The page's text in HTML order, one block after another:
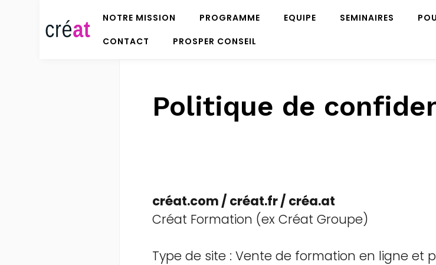
NOTRE MISSION PROGRAMME EQUIPE SEMINAIRES
CONTACT
PROSPER CONSEIL
Politique de
créat.com / créat.fr / créa.at
Créat Formation (ex Créat Groupe)
Type de site : Vente de formation en ligne et